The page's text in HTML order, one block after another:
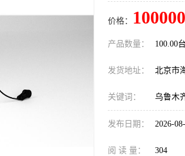
价格：
产品数量： 100.00台
发货地址： 北京市
关键词： 乌鲁木
发布日期： 2026-
阅 读 量： 304